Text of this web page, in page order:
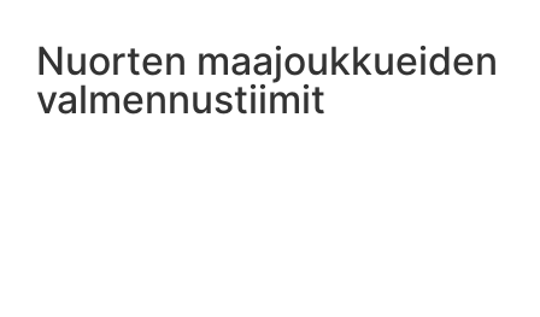
Nuorten maajoukkueiden
valmennustiimit